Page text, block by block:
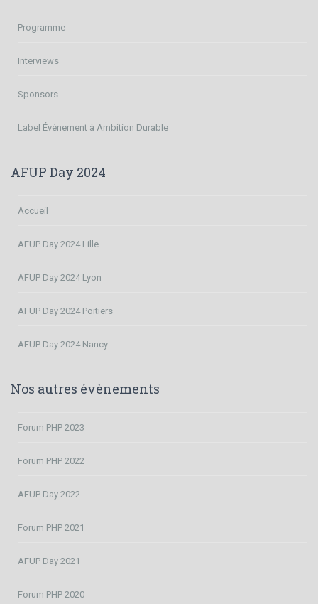
Programme
Interviews
Sponsors
Label Événement à Ambition Durable
AFUP Day 2024
Accueil
AFUP Day 2024 Lille
AFUP Day 2024 Lyon
AFUP Day 2024 Poitiers
AFUP Day 2024 Nancy
Nos autres évènements
Forum PHP 2023
Forum PHP 2022
AFUP Day 2022
Forum PHP 2021
AFUP Day 2021
Forum PHP 2020